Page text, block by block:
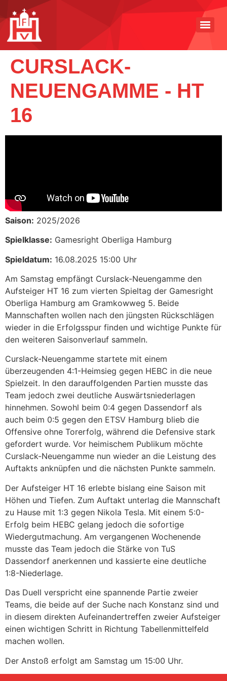
CURSLACK-
NEUENGAMME - HT
16
Saison: 2025/2026
Spielklasse: Gamesright Oberliga Hamburg
Spieldatum: 16.08.2025 15:00 Uhr
Am Samstag empfängt Curslack-Neuengamme den
Aufsteiger HT 16 zum vierten Spieltag der Gamesright
Oberliga Hamburg am Gramkowweg 5. Beide
Mannschaften wollen nach den jüngsten Rückschlägen
wieder in die Erfolgsspur finden und wichtige Punkte für
den weiteren Saisonverlauf sammeln.
Curslack-Neuengamme startete mit einem
überzeugenden 4:1-Heimsieg gegen HEBC in die neue
Spielzeit. In den darauffolgenden Partien musste das
Team jedoch zwei deutliche Auswärtsniederlagen
hinnehmen. Sowohl beim 0:4 gegen Dassendorf als
auch beim 0:5 gegen den ETSV Hamburg blieb die
Offensive ohne Torerfolg, während die Defensive stark
gefordert wurde. Vor heimischem Publikum möchte
Curslack-Neuengamme nun wieder an die Leistung des
Auftakts anknüpfen und die nächsten Punkte sammeln.
Der Aufsteiger HT 16 erlebte bislang eine Saison mit
Höhen und Tiefen. Zum Auftakt unterlag die Mannschaft
zu Hause mit 1:3 gegen Nikola Tesla. Mit einem 5:0-
Erfolg beim HEBC gelang jedoch die sofortige
Wiedergutmachung. Am vergangenen Wochenende
musste das Team jedoch die Stärke von TuS
Dassendorf anerkennen und kassierte eine deutliche
1:8-Niederlage.
Das Duell verspricht eine spannende Partie zweier
Teams, die beide auf der Suche nach Konstanz sind und
in diesem direkten Aufeinandertreffen zweier Aufsteiger
einen wichtigen Schritt in Richtung Tabellenmittelfeld
machen wollen.
Der Anstoß erfolgt am Samstag um 15:00 Uhr.